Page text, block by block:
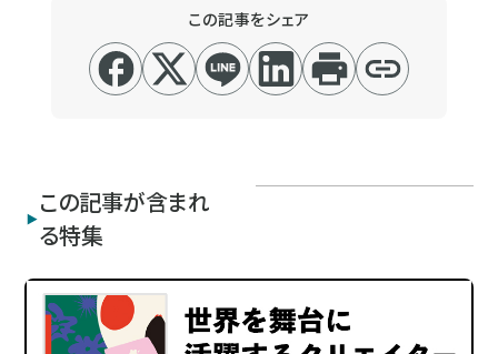
この記事をシェア
この記事が含まれ
る特集